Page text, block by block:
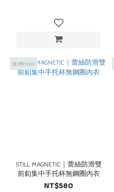
任3件1500
STILL MAGNETIC｜蕾絲防滑雙
前釦集中手托杯無鋼圈內衣
NT$580